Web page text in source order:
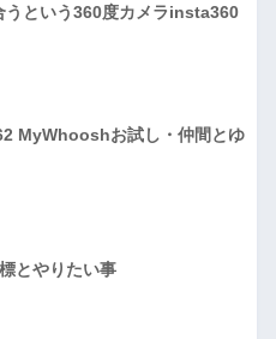
うという360度カメラinsta360
MyWhooshお試し・仲間とゆ
とやりたい事